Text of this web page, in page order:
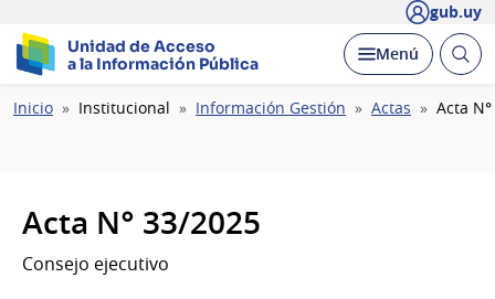
gub.uy
Unidad de Acceso
a la Información Pública
Desplegar
Menú Abrir
Ruta
Inicio Institucional Información Gestión Actas Acta
Acta N° 33/2025
Consejo ejecutivo